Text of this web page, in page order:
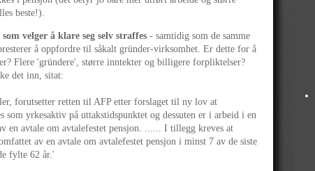
beste!).
velger å klare seg selv straffes - samtidig som de samme
å oppfordre til såkalt gründer-virksomhet. Er dette for å
Flere 'gründere', større inntekter og billigere forpliktelser?
det inn, sitat:
forutsetter retten til AFP etter forslaget til ny lov at
som yrkesaktiv på uttakstidspunktet og dessuten er i arbeid i en
en avtale om avtalefestet pensjon. ...... I tillegg kreves at
av en avtale om avtalefestet pensjon i minst 7 av de siste
fylte 62 år.'